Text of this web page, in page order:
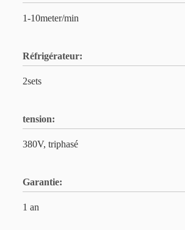
1-10meter/min
Réfrigérateur:
2sets
tension:
380V, triphasé
Garantie:
1 an